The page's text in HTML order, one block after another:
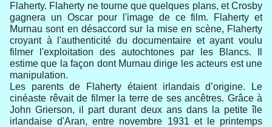
Flaherty. Flaherty ne tourne que quelques plans, et Crosby
gagnera un Oscar pour l'image de ce film. Flaherty et
Murnau sont en désaccord sur la mise en scène, Flaherty
croyant à l'authenticité du documentaire et ayant voulu
filmer l'exploitation des autochtones par les Blancs. Il
estime que la façon dont Murnau dirige les acteurs est une
manipulation.
Les parents de Flaherty étaient irlandais d’origine. Le
cinéaste rêvait de filmer la terre de ses ancêtres. Grâce à
John Grierson, il part durant deux ans dans la petite île
irlandaise d'Aran, entre novembre 1931 et le printemps